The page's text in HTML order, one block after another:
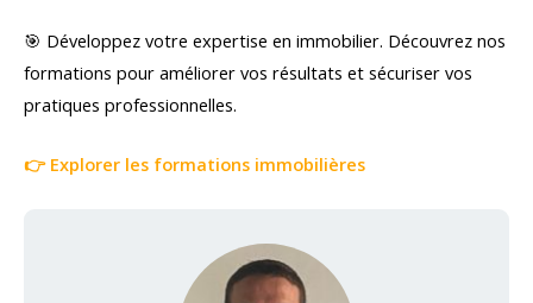
🎯 Développez votre expertise en immobilier. Découvrez nos
formations pour améliorer vos résultats et sécuriser vos
pratiques professionnelles.
👉 Explorer les formations immobilières